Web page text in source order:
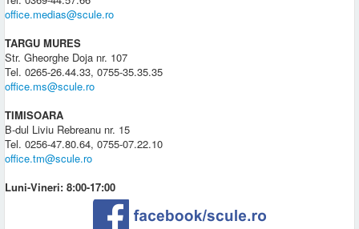
office.medias@scule.ro
TARGU MURES
Str. Gheorghe Doja nr. 107
Tel. 0265-26.44.33, 0755-35.35.35
office.ms@scule.ro
TIMISOARA
B-dul Liviu Rebreanu nr. 15
Tel. 0256-47.80.64, 0755-07.22.10
office.tm@scule.ro
Luni-Vineri: 8:00-17:00